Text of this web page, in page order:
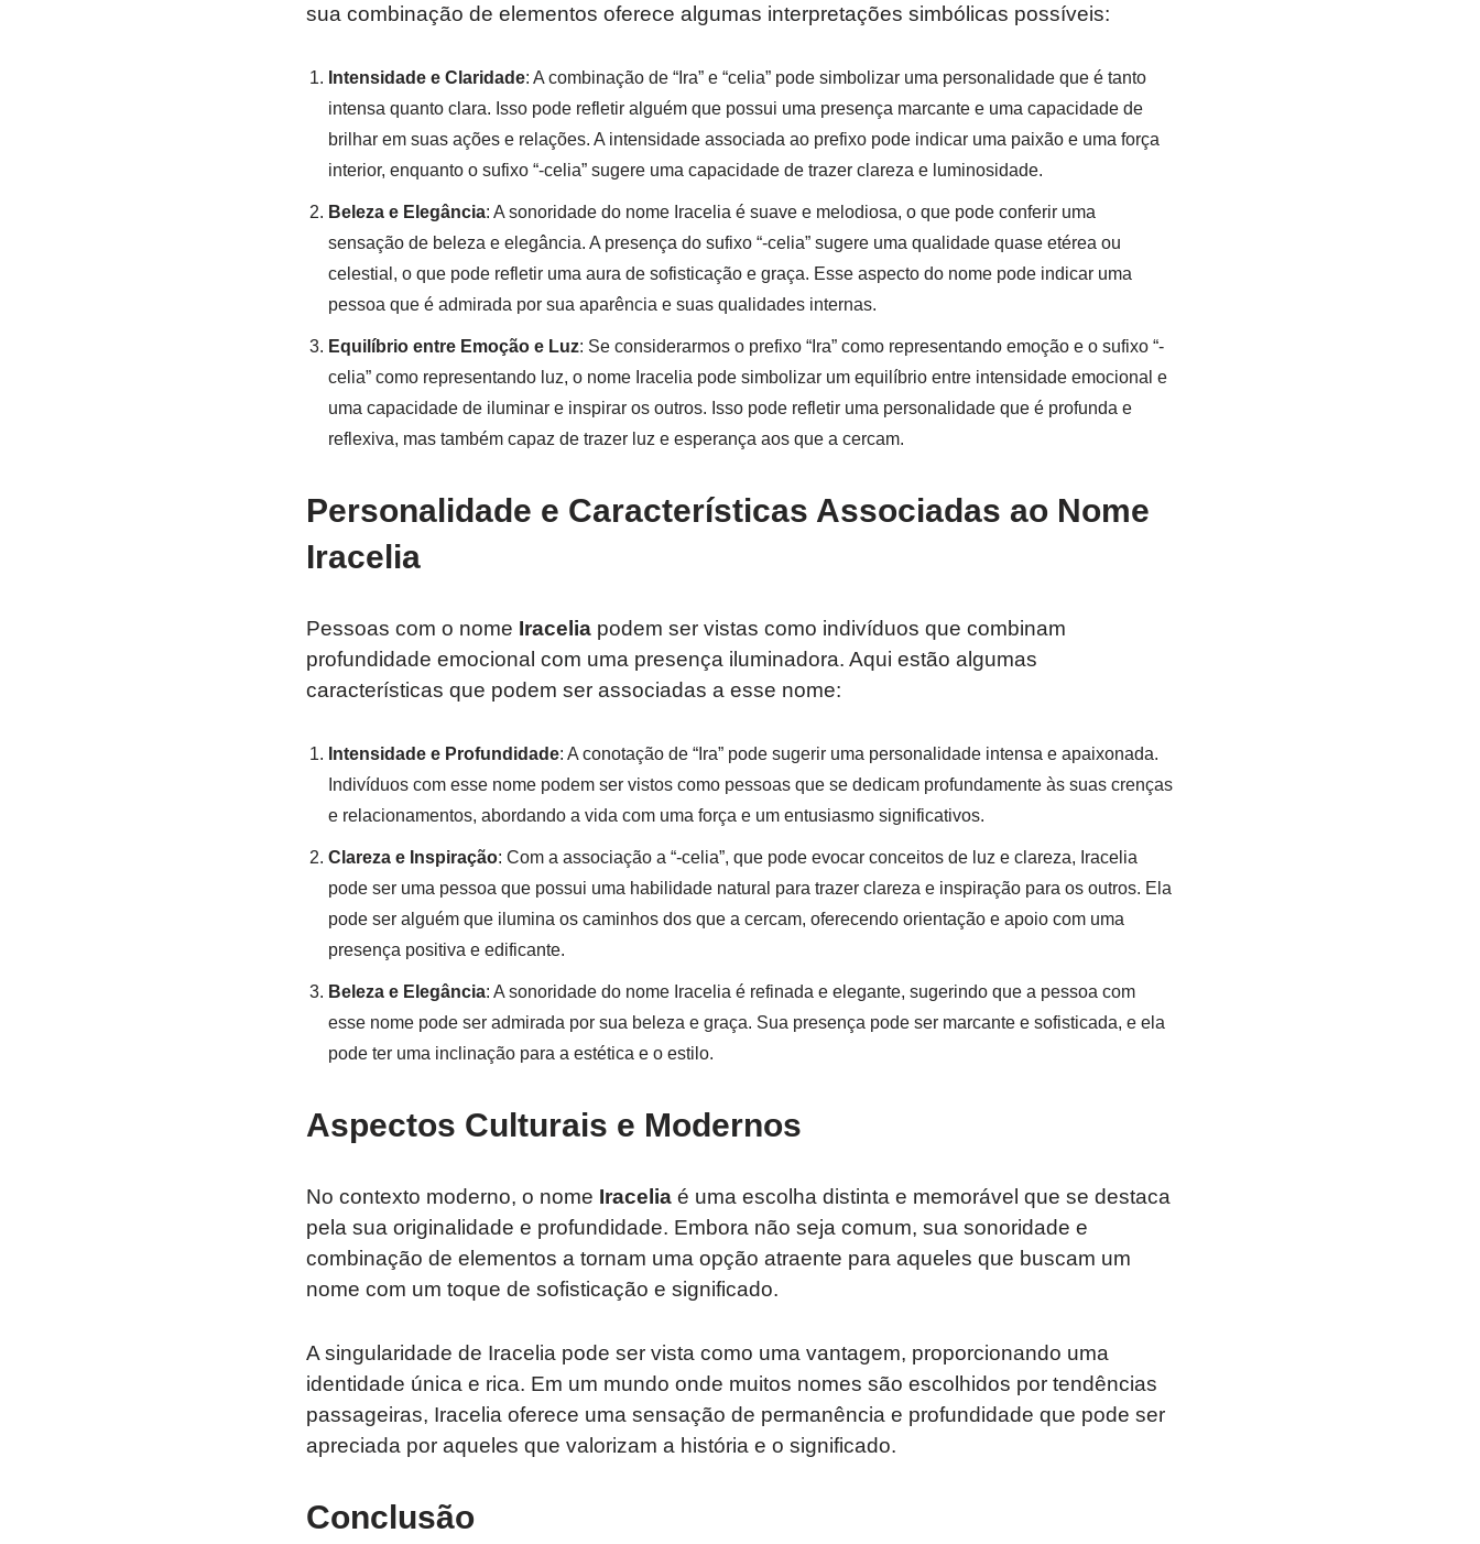
sua combinação de elementos oferece algumas interpretações simbólicas possíveis:
Intensidade e Claridade: A combinação de “Ira” e “celia” pode simbolizar uma personalidade que é tanto
intensa quanto clara. Isso pode refletir alguém que possui uma presença marcante e uma capacidade de
brilhar em suas ações e relações. A intensidade associada ao prefixo pode indicar uma paixão e uma força
interior, enquanto o sufixo “-celia” sugere uma capacidade de trazer clareza e luminosidade.
Beleza e Elegância: A sonoridade do nome Iracelia é suave e melodiosa, o que pode conferir uma
sensação de beleza e elegância. A presença do sufixo “-celia” sugere uma qualidade quase etérea ou
celestial, o que pode refletir uma aura de sofisticação e graça. Esse aspecto do nome pode indicar uma
pessoa que é admirada por sua aparência e suas qualidades internas.
Equilíbrio entre Emoção e Luz: Se considerarmos o prefixo “Ira” como representando emoção e o sufixo “-
celia” como representando luz, o nome Iracelia pode simbolizar um equilíbrio entre intensidade emocional e
uma capacidade de iluminar e inspirar os outros. Isso pode refletir uma personalidade que é profunda e
reflexiva, mas também capaz de trazer luz e esperança aos que a cercam.
Personalidade e Características Associadas ao Nome
Iracelia
Pessoas com o nome Iraceliapodem ser vistas como indivíduos que combinam
profundidade emocional com uma presença iluminadora. Aqui estão algumas
características que podem ser associadas a esse nome:
Intensidade e Profundidade: A conotação de “Ira” pode sugerir uma personalidade intensa e apaixonada.
Indivíduos com esse nome podem ser vistos como pessoas que se dedicam profundamente às suas crenças
e relacionamentos, abordando a vida com uma força e um entusiasmo significativos.
Clareza e Inspiração: Com a associação a “-celia”, que pode evocar conceitos de luz e clareza, Iracelia
pode ser uma pessoa que possui uma habilidade natural para trazer clareza e inspiração para os outros. Ela
pode ser alguém que ilumina os caminhos dos que a cercam, oferecendo orientação e apoio com uma
presença positiva e edificante.
Beleza e Elegância: A sonoridade do nome Iracelia é refinada e elegante, sugerindo que a pessoa com
esse nome pode ser admirada por sua beleza e graça. Sua presença pode ser marcante e sofisticada, e ela
pode ter uma inclinação para a estética e o estilo.
Aspectos Culturais e Modernos
No contexto moderno, o nome Iraceliaé uma escolha distinta e memorável que se destaca
pela sua originalidade e profundidade. Embora não seja comum, sua sonoridade e
combinação de elementos a tornam uma opção atraente para aqueles que buscam um
nome com um toque de sofisticação e significado.
A singularidade de Iracelia pode ser vista como uma vantagem, proporcionando uma
identidade única e rica. Em um mundo onde muitos nomes são escolhidos por tendências
passageiras, Iracelia oferece uma sensação de permanência e profundidade que pode ser
apreciada por aqueles que valorizam a história e o significado.
Conclusão